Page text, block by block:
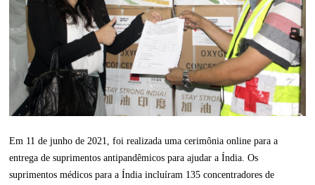
Em 11 de junho de 2021, foi realizada uma cerimônia online para a
entrega de suprimentos antipandêmicos para ajudar a Índia. Os
suprimentos médicos para a Índia incluíram 135 concentradores de